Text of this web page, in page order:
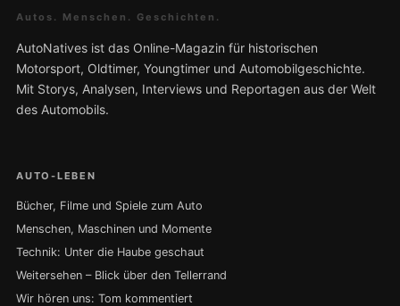
Autos. Menschen. Geschichten.
AutoNatives ist das Online-Magazin für historischen
Motorsport, Oldtimer, Youngtimer und Automobilgeschichte.
Mit Storys, Analysen, Interviews und Reportagen aus der Welt
des Automobils.
AUTO-LEBEN
Bücher, Filme und Spiele zum Auto
Menschen, Maschinen und Momente
Technik: Unter die Haube geschaut
Weitersehen – Blick über den Tellerrand
Wir hören uns: Tom kommentiert